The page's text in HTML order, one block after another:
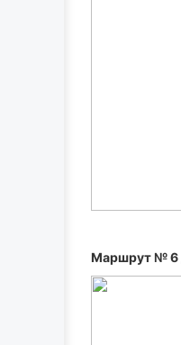
Маршрут № 6